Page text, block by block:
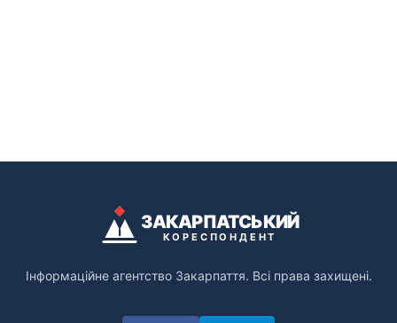
ЗАКАРПАТСЬКИЙ
КОРЕСПОНДЕНТ
Інформаційне агентство Закарпаття. Всі права захищені.